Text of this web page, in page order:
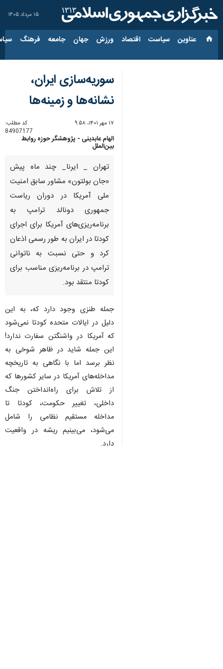
۱۵ مرداد ۱۴۰۵
عناوین‌ سیاست اقتصاد ورزش جهان جامعه فرهنگ
سوریه‌سازی ایران،
نشانه‌ها و زمینه‌ها
۱۷ مهر ۱۴۰۱، ۹:۵۸
کد مطلب:
84907177
الهام عابدینی - پژوهشگر حوزه روابط
بین‌الملل
تهران _ ایرنا_ چند ماه پیش
«جان بولتون» مشاور سابق امنیت
ملی آمریکا در دوران ریاست
جمهوری دونالد ترامپ به
برنامه‌ریزی‌های آمریکا برای اجرای
کودتا در ایران به طور رسمی اذعان
کرد و حتی نسبت به ناتوانی
ترامپ در برنامه‌ریزی مناسب برای
کودتا منتقد بود.
جمله طنزی وجود دارد که، به‌ این
دلیل در ایالات متحده کودتا نمی‌شود
که آمریکا در واشنگتن سفارت ندارد!
این جمله شاید در ظاهر شوخی به
نظر برسد اما با نگاهی به تاریخچه
مداخله‌های آمریکا در سایر کشورها که
از تلاش برای راه‌انداختن جنگ
داخلی، تغییر حکومت، کودتا تا
مداخله مستقیم نظامی را شامل
می‌شود، می‌بینیم ریشه در واقعیت
دارد.